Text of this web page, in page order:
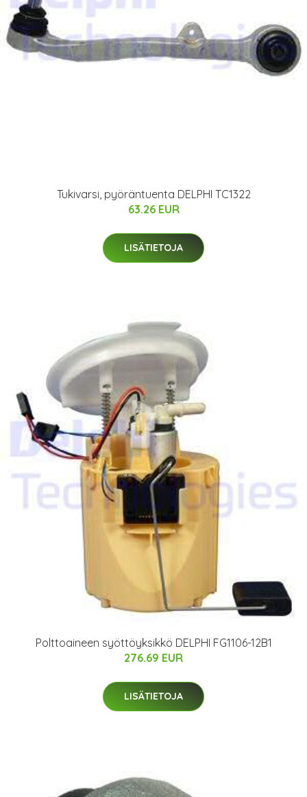
Tukivarsi, pyöräntuenta DELPHI TC1322
63.26 EUR
LISÄTIETOJA
Polttoaineen syöttöyksikkö DELPHI FG1106-12B1
276.69 EUR
LISÄTIETOJA